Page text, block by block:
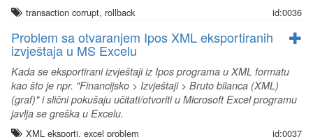
transaction corrupt, rollback id:0036
Problem sa otvaranjem Ipos XML eksportiranih
izvještaja u MS Excelu
Kada se eksportirani izvještaji iz Ipos programa u XML formatu
kao što je npr. "Financijsko > Izvještaji > Bruto bilanca (XML)
(graf)" i slični pokušaju učitati/otvoriti u Microsoft Excel programu
javlja se greška u Excelu.
XML eksporti, excel problem id:0037